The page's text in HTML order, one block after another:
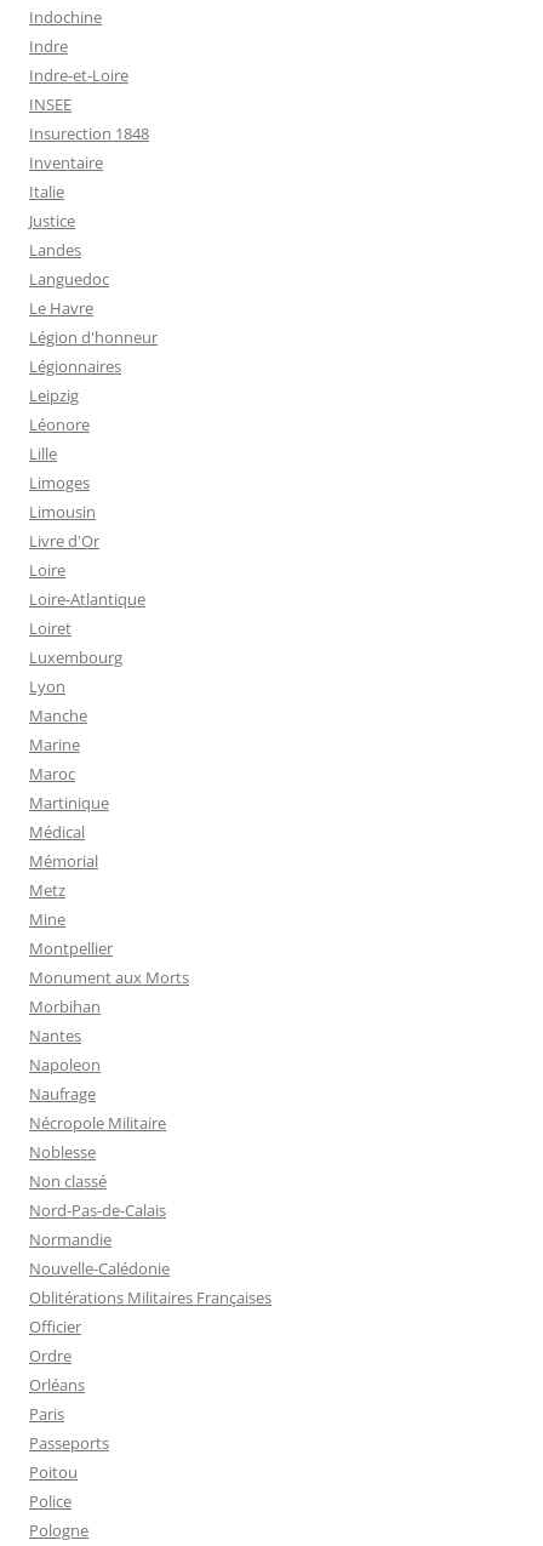
Indochine
Indre
Indre-et-Loire
INSEE
Insurection 1848
Inventaire
Italie
Justice
Landes
Languedoc
Le Havre
Légion d'honneur
Légionnaires
Leipzig
Léonore
Lille
Limoges
Limousin
Livre d'Or
Loire
Loire-Atlantique
Loiret
Luxembourg
Lyon
Manche
Marine
Maroc
Martinique
Médical
Mémorial
Metz
Mine
Montpellier
Monument aux Morts
Morbihan
Nantes
Napoleon
Naufrage
Nécropole Militaire
Noblesse
Non classé
Nord-Pas-de-Calais
Normandie
Nouvelle-Calédonie
Oblitérations Militaires Françaises
Officier
Ordre
Orléans
Paris
Passeports
Poitou
Police
Pologne